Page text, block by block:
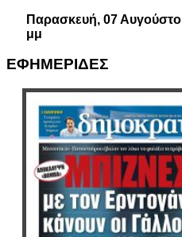
Παρασκευή, 07
μμ
ΕΦΗΜΕΡΙΔΕΣ